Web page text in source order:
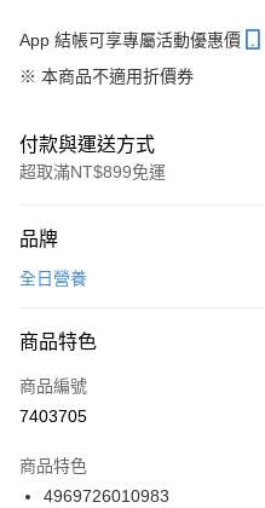
App 結帳可享專屬活動優惠價
※ 本商品不適用折價券
付款與運送方式
超取滿NT$899免運
信用卡一次付款
LINE Pay
Apple Pay
悠遊付
品牌
全日營養
商品特色
商品編號
7403705
商品特色
4969726010983